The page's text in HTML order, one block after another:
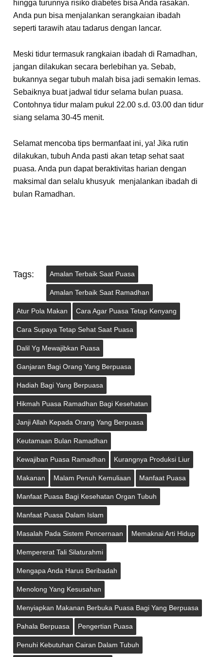
hingga turunnya risiko diabetes bisa Anda rasakan.
Anda pun bisa menjalankan serangkaian ibadah
seperti tarawih atau tadarus dengan lancar.
Meski tidur termasuk rangkaian ibadah di Ramadhan,
jangan dilakukan secara berlebihan ya. Sebab,
bukannya segar tubuh malah bisa jadi semakin lemas.
Sebaiknya buat jadwal tidur selama bulan puasa.
Contohnya tidur malam pukul 22.00 s.d. 03.00 dan tidur
siang selama 30-45 menit.
Selamat mencoba tips bermanfaat ini, ya! Jika rutin
dilakukan, tubuh Anda pasti akan tetap sehat saat
puasa. Anda pun dapat beraktivitas harian dengan
maksimal dan selalu khusyuk menjalankan ibadah di
bulan Ramadhan.
Tags: Amalan Terbaik Saat Puasa
Amalan Terbaik Saat Ramadhan
Atur Pola Makan Cara Agar Puasa Tetap Kenyang
Cara Supaya Tetap Sehat Saat Puasa
Dalil Yg Mewajibkan Puasa
Ganjaran Bagi Orang Yang Berpuasa
Hadiah Bagi Yang Berpuasa
Hikmah Puasa Ramadhan Bagi Kesehatan
Janji Allah Kepada Orang Yang Berpuasa
Keutamaan Bulan Ramadhan
Kewajiban Puasa Ramadhan Kurangnya Produksi Liur
Makanan Malam Penuh Kemuliaan Manfaat Puasa
Manfaat Puasa Bagi Kesehatan Organ Tubuh
Manfaat Puasa Dalam Islam
Masalah Pada Sistem Pencernaan Memaknai Arti Hidup
Mempererat Tali Silaturahmi
Mengapa Anda Harus Beribadah
Menolong Yang Kesusahan
Menyiapkan Makanan Berbuka Puasa Bagi Yang Berpuasa
Pahala Berpuasa Pengertian Puasa
Penuhi Kebutuhan Cairan Dalam Tubuh